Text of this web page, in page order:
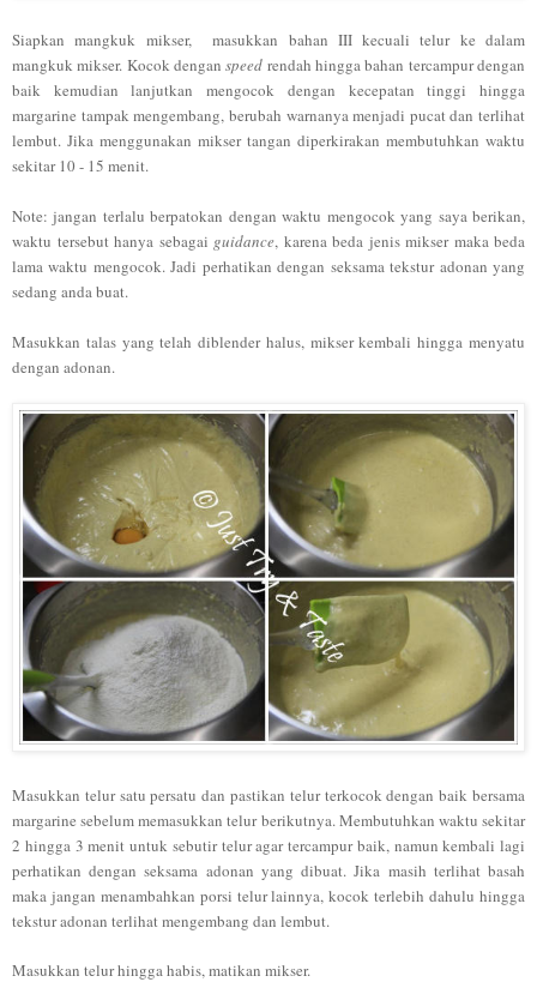
Siapkan mangkuk mikser, masukkan bahan III kecuali telur ke dalam
mangkuk mikser. Kocok denganspeed rendah hingga bahan tercampur dengan
baik kemudian lanjutkan mengocok dengan kecepatan tinggi hingga
margarine tampak mengembang, berubah warnanya menjadi pucat dan terlihat
lembut. Jika menggunakan mikser tangan diperkirakan membutuhkan waktu
sekitar 10 - 15 menit.
Note: jangan terlalu berpatokan dengan waktu mengocok yang saya berikan,
waktu tersebut hanya sebagai guidance, karena beda jenis mikser maka beda
lama waktu mengocok. Jadi perhatikan dengan seksama tekstur adonan yang
sedang anda buat.
Masukkan talas yang telah diblender halus, mikser kembali hingga menyatu
dengan adonan.
Masukkan telur satu persatu dan pastikan telur terkocok dengan baik bersama
margarine sebelum memasukkan telur berikutnya. Membutuhkan waktu sekitar
2 hingga 3 menit untuk sebutir telur agar tercampur baik, namun kembali lagi
perhatikan dengan seksama adonan yang dibuat. Jika masih terlihat basah
maka jangan menambahkan porsi telur lainnya, kocok terlebih dahulu hingga
tekstur adonan terlihat mengembang dan lembut.
Masukkan telur hingga habis, matikan mikser.